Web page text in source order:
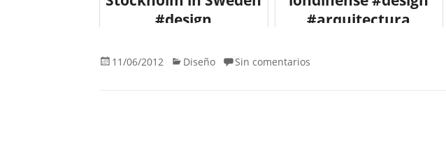
#design
#arquitecture
#arquitectura
11/06/2012 Diseño Sin comentarios